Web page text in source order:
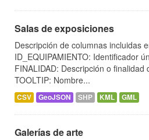
Salas de exposiciones
Descripción de columnas incluidas
ID_EQUIPAMIENTO: Identificador
FINALIDAD: Descripción o finalidad
TOOLTIP: Nombre...
CSV GeoJSON SHP KML GML
Galerías de arte